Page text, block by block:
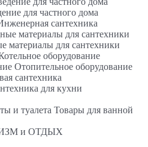
для частного дома
сантехника
материалы для сантехники
оборудование
Отопительное оборудование
сантехника
для кухни
Товары для ванной
и ОТДЫХ